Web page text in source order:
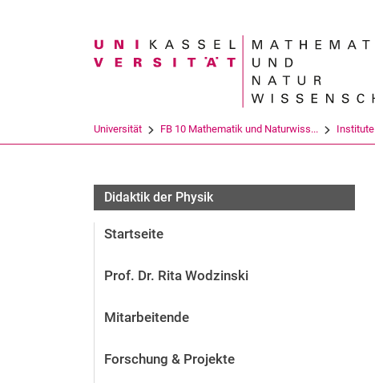
Suchbegriff
Universität FB 10 Mathematik und Naturwiss... Institute
Didaktik der Physik
Startseite
Prof. Dr. Rita Wodzinski
Mitarbeitende
Forschung & Projekte